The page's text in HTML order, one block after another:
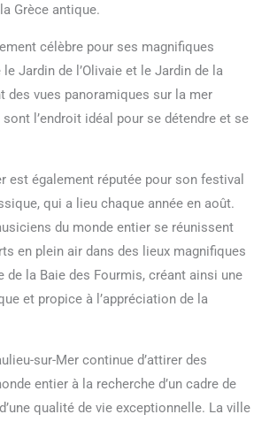
Grèce antique.
célèbre pour ses magnifiques
Jardin de l’Olivaie et le Jardin de la
des vues panoramiques sur la mer
l’endroit idéal pour se détendre et se
est également réputée pour son festival
qui a lieu chaque année en août.
du monde entier se réunissent
en plein air dans des lieux magnifiques
de la Baie des Fourmis, créant ainsi une
et propice à l’appréciation de la
sur-Mer continue d’attirer des
entier à la recherche d’un cadre de
qualité de vie exceptionnelle. La ville